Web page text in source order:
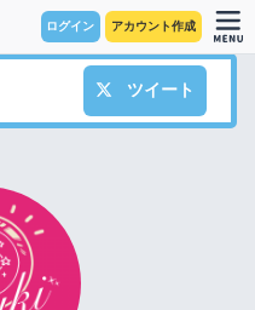
ログイン アカウント作成
ツイート